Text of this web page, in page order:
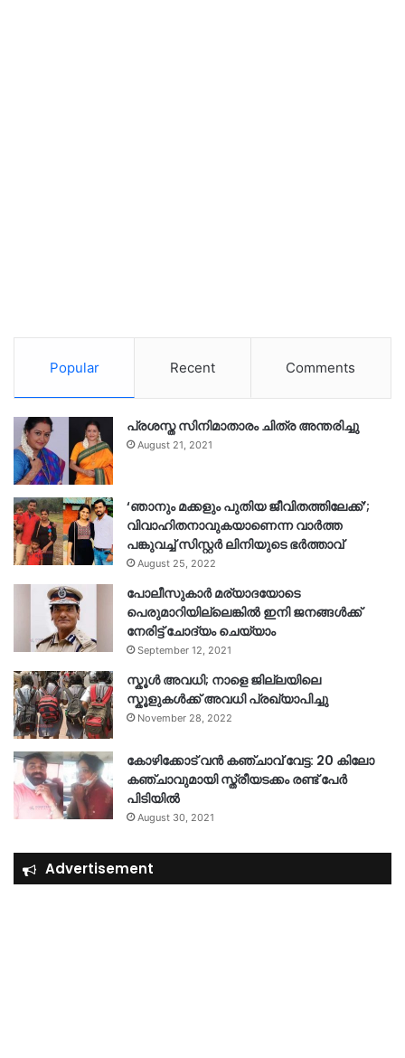
Popular Recent Comments
പ്രശസ്ത സിനിമാതാരം ചിത്ര അന്തരിച്ചു
August 21, 2021
‘ഞാനും മക്കളും പുതിയ ജീവിതത്തിലേക്ക്’;
വിവാഹിതനാവുകയാണെന്ന വാർത്ത
പങ്കുവച്ച് സിസ്റ്റർ ലിനിയുടെ ഭർത്താവ്
August 25, 2022
പോലീസുകാര്‍ മര്യാദയോടെ
പെരുമാറിയില്ലെങ്കില്‍ ഇനി ജനങ്ങള്‍ക്ക്
നേരിട്ട് ചോദ്യം ചെയ്യാം
September 12, 2021
സ്കൂൾ അവധി; നാളെ ജില്ലയിലെ
സ്കൂളുകൾക്ക് അവധി പ്രഖ്യാപിച്ചു
November 28, 2022
കോഴിക്കോട് വൻ കഞ്ചാവ് വേട്ട: 20 കിലോ
കഞ്ചാവുമായി സ്ത്രീയടക്കം രണ്ട് പേർ
പിടിയിൽ
August 30, 2021
Advertisement